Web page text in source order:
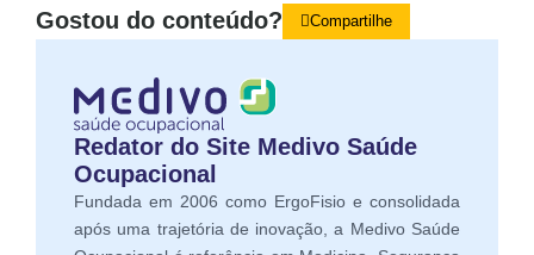
Gostou do conteúdo? Compartilhe
Redator do Site Medivo Saúde
Ocupacional
Fundada em 2006 como ErgoFisio e consolidada
após uma trajetória de inovação, a Medivo Saúde